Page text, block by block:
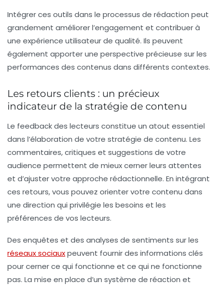
Intégrer ces outils dans le processus de rédaction peut
grandement améliorer l’engagement et contribuer à
une expérience utilisateur de qualité. Ils peuvent
également apporter une perspective précieuse sur les
performances des contenus dans différents contextes.
Les retours clients : un précieux
indicateur de la stratégie de contenu
Le feedback des lecteurs constitue un atout essentiel
dans l’élaboration de votre stratégie de contenu. Les
commentaires, critiques et suggestions de votre
audience permettent de mieux cerner leurs attentes
et d’ajuster votre approche rédactionnelle. En intégrant
ces retours, vous pouvez orienter votre contenu dans
une direction qui privilégie les besoins et les
préférences de vos lecteurs.
Des enquêtes et des analyses de sentiments sur les
réseaux sociauxpeuvent fournir des informations clés
pour cerner ce qui fonctionne et ce qui ne fonctionne
pas. La mise en place d’un système de réaction et